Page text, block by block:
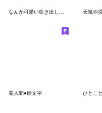
某人間●絵文字